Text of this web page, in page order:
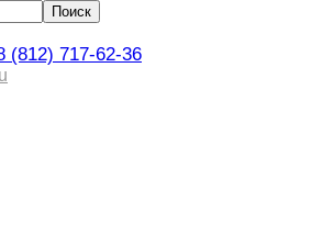
(812) 717-62-36